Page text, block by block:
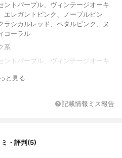
ントパープル、ヴィンテージオーキ
エレガントピンク、ノーブルピン
ラシカルレッド、ペタルピンク、ヌ
コーラル
系
ントパープル、ヴィンテージオーキ
ラシカルレッド、ペタルピンク、ヌ
と見る
記載情報ミス報告
ミ・評判(5)